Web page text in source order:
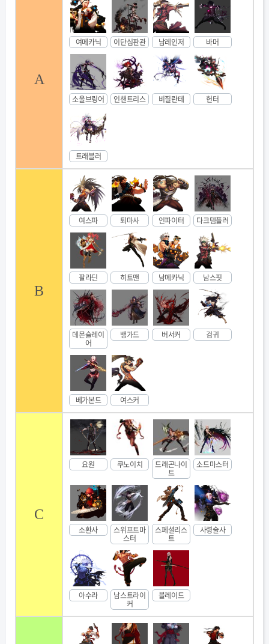
A
여메카닉 이단심판관 남레인저 바머
소울브링어 인챈트리스 비질란테 헌터
트래블러
B
여스파 퇴마사 인파이터 다크템플러
팔라딘 히트맨 남메카닉 남스핏
데몬슬레이
어
뱅가드 버서커 검귀
베가본드 여스커
C
요원 쿠노이치 드래곤나이
트
소드마스터
소환사 스위프트마
스터
스페셜리스
트
사령술사
아수라 남스트라이
커
블레이드